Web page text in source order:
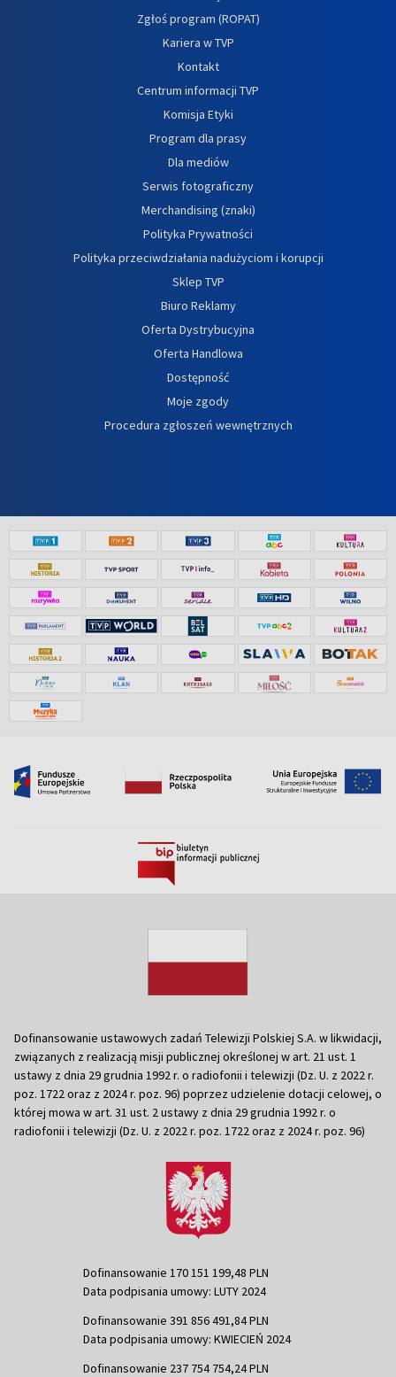
Zgłoś program (ROPAT)
Kariera w TVP
Kontakt
Centrum informacji TVP
Komisja Etyki
Program dla prasy
Dla mediów
Serwis fotograficzny
Merchandising (znaki)
Polityka Prywatności
Polityka przeciwdziałania nadużyciom i korupcji
Sklep TVP
Biuro Reklamy
Oferta Dystrybucyjna
Oferta Handlowa
Dostępność
Moje zgody
Procedura zgłoszeń wewnętrznych
Dofinansowanie ustawowych zadań Telewizji Polskiej S.A. w likwidacji,
związanych z realizacją misji publicznej określonej w art. 21 ust. 1
ustawy z dnia 29 grudnia 1992 r. o radiofonii i telewizji (Dz. U. z 2022 r.
poz. 1722 oraz z 2024 r. poz. 96) poprzez udzielenie dotacji celowej, o
której mowa w art. 31 ust. 2 ustawy z dnia 29 grudnia 1992 r. o
radiofonii i telewizji (Dz. U. z 2022 r. poz. 1722 oraz z 2024 r. poz. 96)
Dofinansowanie 170 151 199,48 PLN
Data podpisania umowy: LUTY 2024
Dofinansowanie 391 856 491,84 PLN
Data podpisania umowy: KWIECIEŃ 2024
Dofinansowanie 237 754 754,24 PLN